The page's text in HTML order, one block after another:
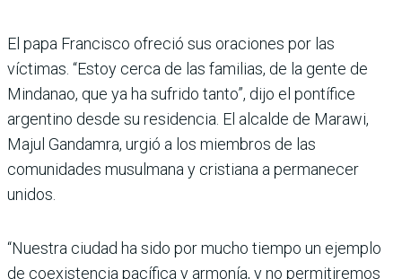
El papa Francisco ofreció sus oraciones por las
víctimas. “Estoy cerca de las familias, de la gente de
Mindanao, que ya ha sufrido tanto”, dijo el pontífice
argentino desde su residencia. El alcalde de Marawi,
Majul Gandamra, urgió a los miembros de las
comunidades musulmana y cristiana a permanecer
unidos.
“Nuestra ciudad ha sido por mucho tiempo un ejemplo
de coexistencia pacífica y armonía, y no permitiremos